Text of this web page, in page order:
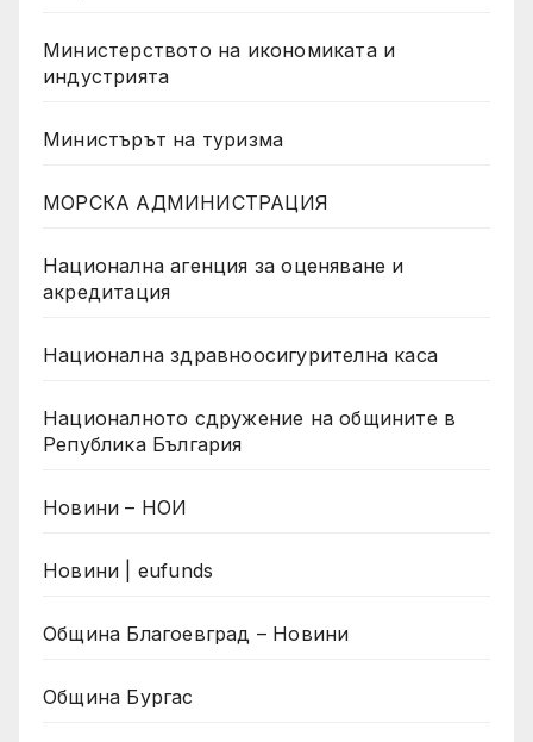
Министерството на икономиката и
индустрията
Министърът на туризма
МОРСКА АДМИНИСТРАЦИЯ
Национална агенция за оценяване и
акредитация
Национална здравноосигурителна каса
Националното сдружение на общините в
Република България
Новини – НОИ
Новини | eufunds
Община Благоевград – Новини
Община Бургас